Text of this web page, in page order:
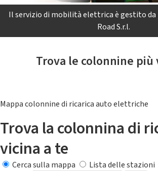
Il servizio di mobilità elettrica è gestito da
Road S.r.l.
Trova le colonnine più
Mappa colonnine di ricarica auto elettriche
Trova la colonnina di
vicina a te
Cerca sulla mappa
Lista delle stazioni